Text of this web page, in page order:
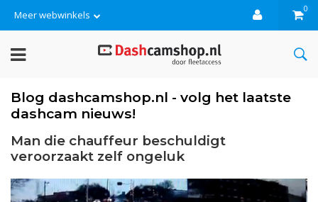
Meer webwinkels 0
Blog dashcamshop.nl - volg het laatste
dashcam nieuws!
Man die chauffeur beschuldigt
veroorzaakt zelf ongeluk